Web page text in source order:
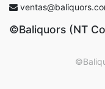
©Baliquors (NT